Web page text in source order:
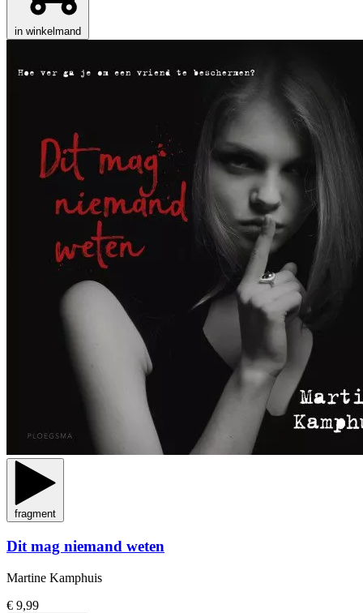
in winkelmand
fragment
Dit mag niemand weten
Martine Kamphuis
€ 9,99